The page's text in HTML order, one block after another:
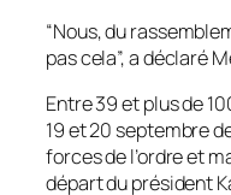
“Nous, du
pas cela”, a déclaré
Entre 39 et plus de
19 et 20 septembre
forces de l’ordre et
départ du président